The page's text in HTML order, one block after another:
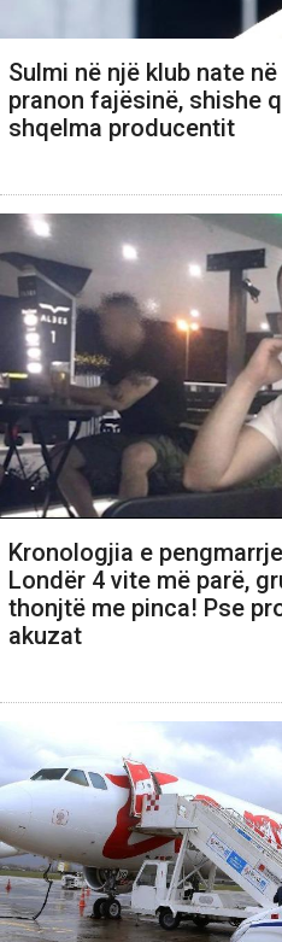
Sulmi në një klub nate
pranon fajësinë, shishe
shqelma producentit
Kronologjia e
Londër 4 vite më parë,
thonjtë me pinca! Pse
akuzat